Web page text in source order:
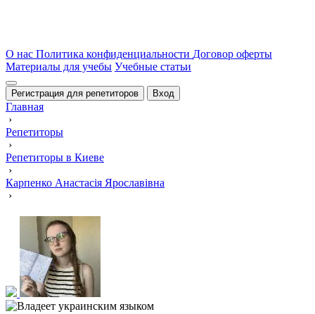
О нас Политика конфиденциальности Договор оферты
Материалы для учебы Учебные статьи
Регистрация для репетиторов Вход
Главная
›
Репетиторы
›
Репетиторы в Киеве
›
Карпенко Анастасія Ярославівна
›